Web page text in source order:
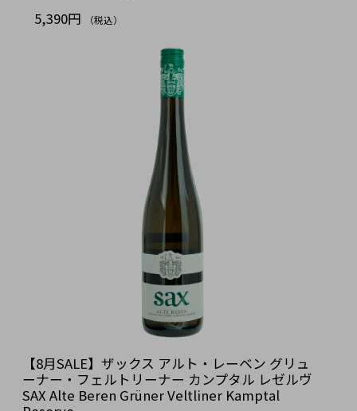
5,390円
（税込）
【8月SALE】ザックス アルト・レーベン グリュ
ーナー・フェルトリーナー カンプタル レゼルヴ
SAX Alte Beren Grüner Veltliner Kamptal